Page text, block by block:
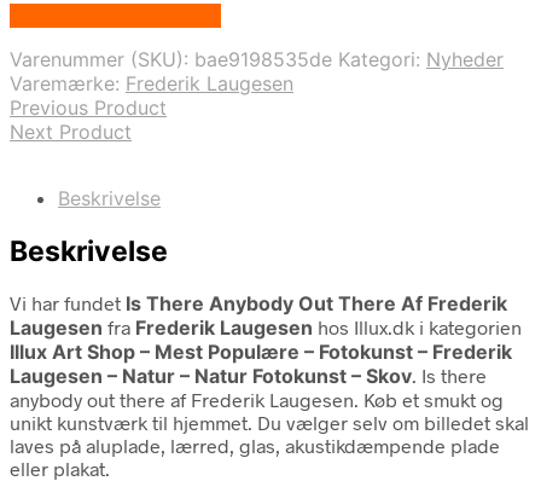
Varenummer (SKU): bae9198535de Kategori: Nyheder
Varemærke: Frederik Laugesen
Previous Product
Next Product
Beskrivelse
Beskrivelse
Vi har fundet Is There Anybody Out There Af Frederik
Laugesen fra Frederik Laugesen hos Illux.dk i kategorien
Illux Art Shop – Mest Populære – Fotokunst – Frederik
Laugesen – Natur – Natur Fotokunst – Skov. Is there
anybody out there af Frederik Laugesen. Køb et smukt og
unikt kunstværk til hjemmet. Du vælger selv om billedet skal
laves på aluplade, lærred, glas, akustikdæmpende plade
eller plakat.